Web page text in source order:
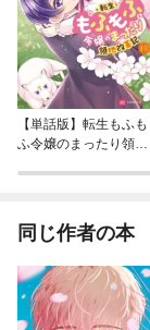
【単話版】転生もふも
ふ令嬢のまったり領地
す—
同じ作者の本